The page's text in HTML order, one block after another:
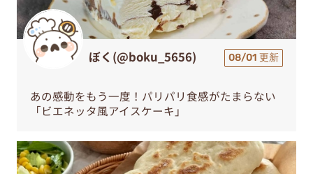
ぼく(@boku_5656) 08/01 更新
あの感動をもう一度！パリパリ食感がたまらない
「ビエネッタ風アイスケーキ」